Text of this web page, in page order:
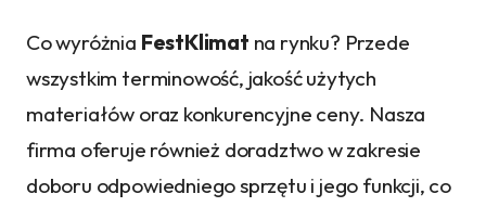
Co wyróżnia FestKlimat na rynku? Przede
wszystkim terminowość, jakość użytych
materiałów oraz konkurencyjne ceny. Nasza
firma oferuje również doradztwo w zakresie
doboru odpowiedniego sprzętu i jego funkcji, co